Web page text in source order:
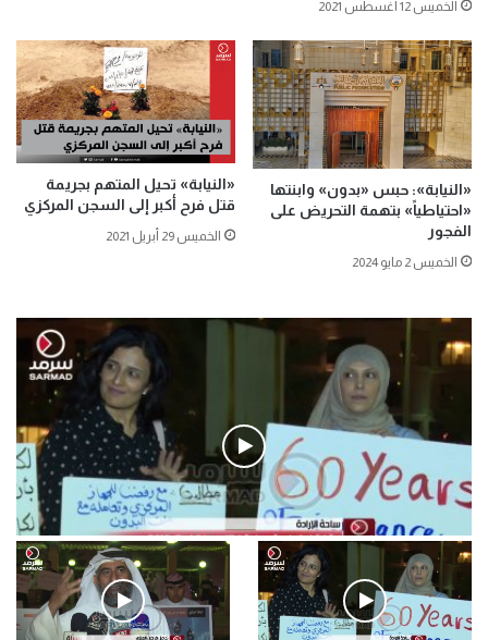
الخميس 12 أغسطس 2021
«النيابة»: حبس «بدون» وابنتها
«احتياطياً» بتهمة التحريض على
الفجور
الخميس 2 مايو 2024
«النيابة» تحيل المتهم بجريمة
قتل فرح أكبر إلى السجن المركزي
الخميس 29 أبريل 2021
فيديو
.وقفة احتجاجية رمزية لـ”#البدون” في ساحة الإرادة 4-5-2019.
الأحد 5 مايو 2019